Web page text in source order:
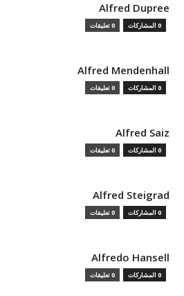
Alfred Dupree
0 المشاركات 0 تعليقات
Alfred Mendenhall
0 المشاركات 0 تعليقات
Alfred Saiz
0 المشاركات 0 تعليقات
Alfred Steigrad
0 المشاركات 0 تعليقات
Alfredo Hansell
0 المشاركات 0 تعليقات